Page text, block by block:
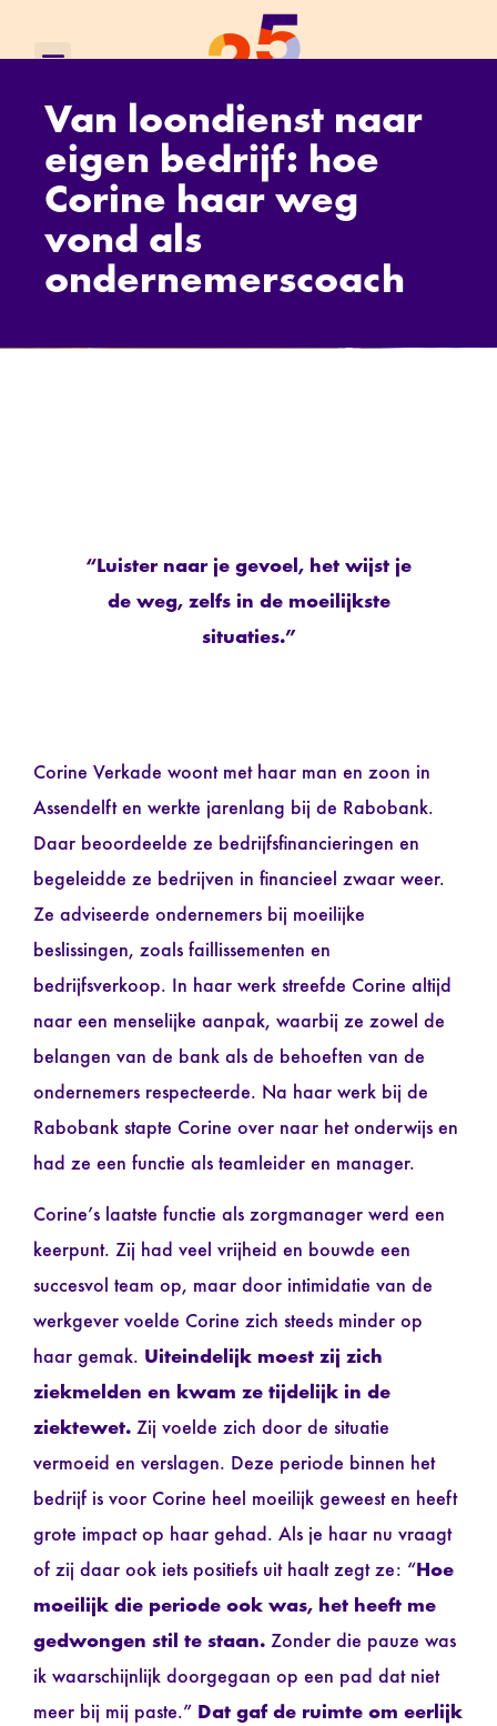
Van loondienst naar
eigen bedrijf: hoe
Corine haar weg
vond als
ondernemerscoach
“Luister naar je gevoel, het wijst je
de weg, zelfs in de moeilijkste
situaties.”
Corine Verkade woont met haar man en zoon in
Assendelft en werkte jarenlang bij de Rabobank.
Daar beoordeelde ze bedrijfsfinancieringen en
begeleidde ze bedrijven in financieel zwaar weer.
Ze adviseerde ondernemers bij moeilijke
beslissingen, zoals faillissementen en
bedrijfsverkoop. In haar werk streefde Corine altijd
naar een menselijke aanpak, waarbij ze zowel de
belangen van de bank als de behoeften van de
ondernemers respecteerde. Na haar werk bij de
Rabobank stapte Corine over naar het onderwijs en
had ze een functie als teamleider en manager.
Corine’s laatste functie als zorgmanager werd een
keerpunt. Zij had veel vrijheid en bouwde een
succesvol team op, maar door intimidatie van de
werkgever voelde Corine zich steeds minder op
haar gemak. Uiteindelijk moest zij zich
ziekmelden en kwam ze tijdelijk in de
ziektewet. Zij voelde zich door de situatie
vermoeid en verslagen. Deze periode binnen het
bedrijf is voor Corine heel moeilijk geweest en heeft
grote impact op haar gehad. Als je haar nu vraagt
of zij daar ook iets positiefs uit haalt zegt ze: “Hoe
moeilijk die periode ook was, het heeft me
gedwongen stil te staan. Zonder die pauze was
ik waarschijnlijk doorgegaan op een pad dat niet
meer bij mij paste.” Dat gaf de ruimte om eerlijk